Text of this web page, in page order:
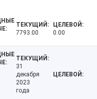
7793.00 0.00
31
декабря
2023
года